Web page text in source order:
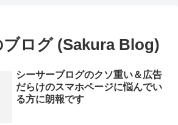
ブログ (Sakura Blog)
シーサーブログのクソ重い＆広告
だらけのスマホページに悩んでい
る方に朗報です